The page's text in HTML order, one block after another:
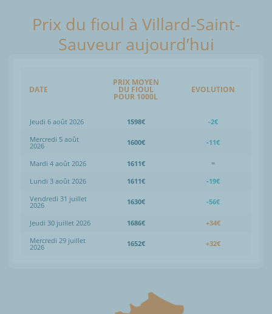
Prix du fioul à Villard-Saint-
Sauveur aujourd’hui
DATE
PRIX MOYEN
DU FIOUL
POUR 1000L
EVOLUTION
Jeudi 6 août 2026 1598€
-2€
Mercredi 5 août
2026 1600€ -11€
Mardi 4 août 2026 1611€
=
Lundi 3 août 2026
1611€
-19€
Vendredi 31 juillet
2026 1630€ -56€
Jeudi 30 juillet 2026 1686€
+34€
Mercredi 29 juillet
2026 1652€ +32€